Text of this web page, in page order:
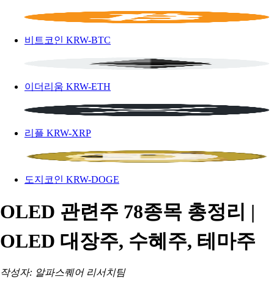
비트코인 KRW-BTC
이더리움 KRW-ETH
리플 KRW-XRP
도지코인 KRW-DOGE
OLED 관련주 78종목 총정리 |
OLED 대장주, 수혜주, 테마주
작성자: 알파스퀘어 리서치팀